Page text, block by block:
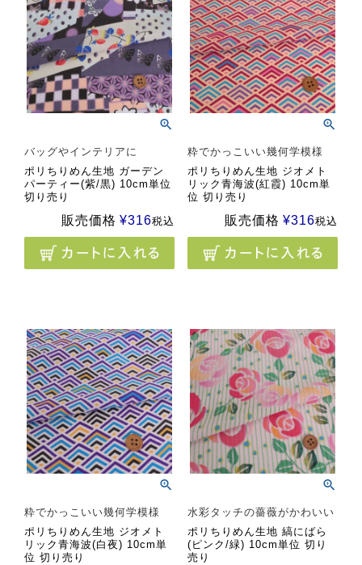
バッグやインテリアに
ポリちりめん生地 ガーデン
パーティー(紫/黒) 10cm単位
切り売り
販売価格 ¥316税込
粋でかっこいい幾何学模様
ポリちりめん生地 ジオメト
リック青海波(紅霞) 10cm単
位 切り売り
販売価格 ¥316税込
粋でかっこいい幾何学模様
ポリちりめん生地 ジオメト
リック青海波(白夜) 10cm単
位 切り売り
水彩タッチの薔薇がかわいい
ポリちりめん生地 縞にばら
(ピンク/緑) 10cm単位 切り
売り